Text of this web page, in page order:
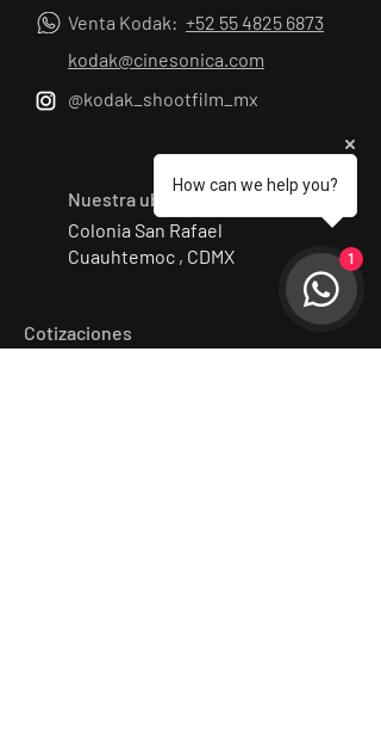
Venta Kodak: +52 55 4825 6873
kodak@cinesonica.com
@kodak_shootfilm_mx
Nuestra ubicación
Colonia San Rafael
Cuauhtemoc , CDMX
Cotizaciones
How can we help you?
1